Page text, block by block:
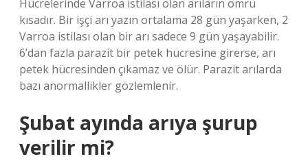
Hücrelerinde Varroa istilası olan arıların ömrü
kısadır. Bir işçi arı yazın ortalama 28 gün yaşarken, 2
Varroa istilası olan bir arı sadece 9 gün yaşayabilir.
6’dan fazla parazit bir petek hücresine girerse, arı
petek hücresinden çıkamaz ve ölür. Parazit arılarda
bazı anormallikler gözlemlenir.
Şubat ayında arıya şurup
verilir mi?